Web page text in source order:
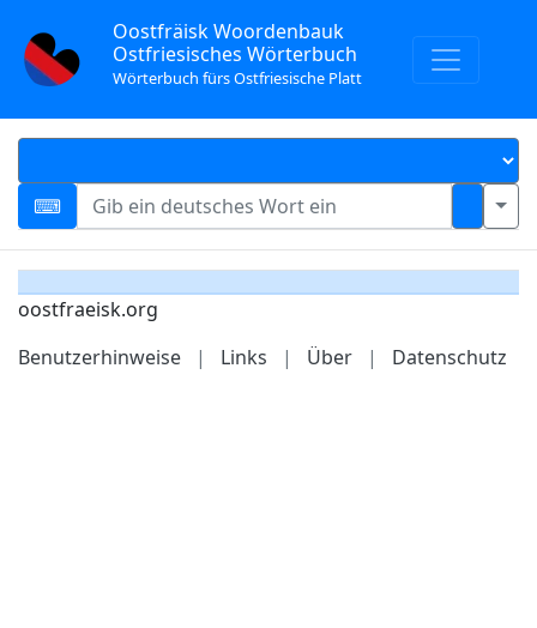
Oostfräisk Woordenbauk
Ostfriesisches Wörterbuch
Wörterbuch fürs Ostfriesische Platt
oostfraeisk.org
Benutzerhinweise
| Links | Über | Datenschutz